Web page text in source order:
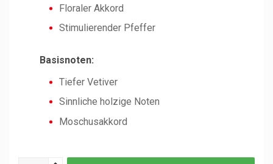
Floraler Akkord
Stimulierender Pfeffer
Basisnoten:
Tiefer Vetiver
Sinnliche holzige Noten
Moschusakkord